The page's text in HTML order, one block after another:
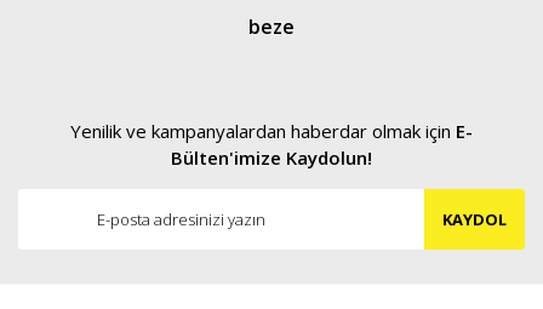
beze
Yenilik ve kampanyalardan haberdar olmak için E-
Bülten'imize Kaydolun!
KAYDOL